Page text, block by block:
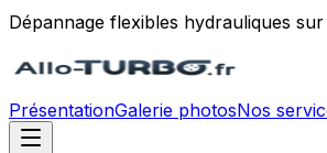
Dépannage flexibles hydrauliques
PrésentationGalerie photosNos